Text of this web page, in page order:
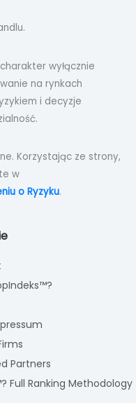
wyłącznie
na rynkach
i decyzje
Korzystając ze strony,
w
o Ryzyku.
Partners
Full Ranking Methodology